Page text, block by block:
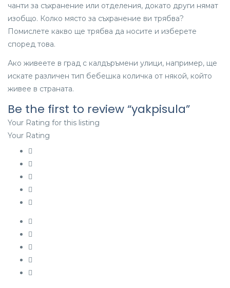
чанти за съхранение или отделения, докато други нямат
изобщо. Колко място за съхранение ви трябва?
Помислете какво ще трябва да носите и изберете
според това.
Ако живеете в град с калдъръмени улици, например, ще
искате различен тип бебешка количка от някой, който
живее в страната.
Be the first to review “yakpisula”
Your Rating for this listing
Your Rating